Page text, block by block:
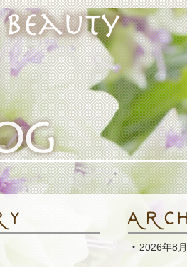
2026年8月